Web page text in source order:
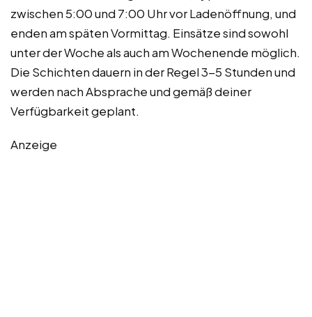
zwischen 5:00 und 7:00 Uhr vor Ladenöffnung, und
enden am späten Vormittag. Einsätze sind sowohl
unter der Woche als auch am Wochenende möglich.
Die Schichten dauern in der Regel 3-5 Stunden und
werden nach Absprache und gemäß deiner
Verfügbarkeit geplant.
Anzeige